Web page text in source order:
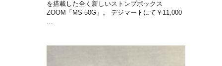
を搭載した全く新しいストンプボックス
ZOOM「MS-50G」。 デジマートにて￥11,000